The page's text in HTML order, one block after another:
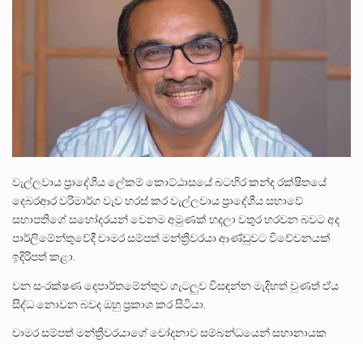
වැල්ලවාය ප්‍රාදේශීය ලේකම් කොට්ඨාසයේ බටහිර කන්ද රක්ෂිතයේ
දෙබරආර වරිමාර්ග වැව හරස් කර වැල්ලවාය ප්‍රාදේශීය සභාවේ
සභාපතිගේ සහෝදරයන් වෙනම අමුණක් හදලා වතුර හරවන බවට අද
පාර්ලිමේන්තුවේදී චාමර සම්පත් මන්ත්‍රීවරයා ආණ්ඩුවට විවේචනයක්
ඉදිරිපත් කළා.
වන සංරක්ෂණ දෙපාර්තමේන්තුව ගැටලුව විසඳන්න මැදිහත් වුණත් ඒය
සිද්ධ නොවන බවද ඔහු ප්‍රකාශ කර සිටියා.
චාමර සම්පත් මන්ත්‍රීවරයාගේ චෝදනාව සම්බන්ධයෙන් සභානායක